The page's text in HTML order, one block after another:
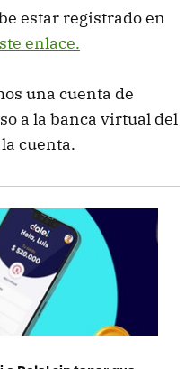
estar registrado en
enlace.
una cuenta de
a la banca virtual del
cuenta.